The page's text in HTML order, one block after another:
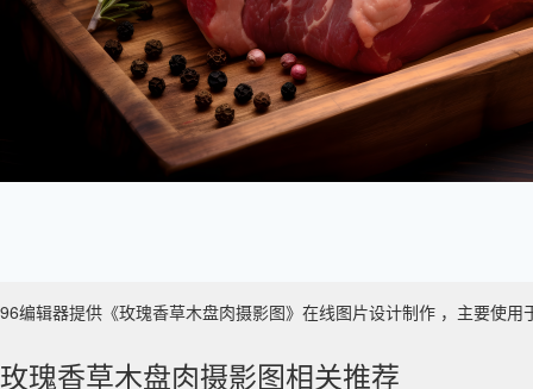
96编辑器提供《玫瑰香草木盘肉摄影图》在线图片设计制作 ，主要使
玫瑰香草木盘肉摄影图相关推荐